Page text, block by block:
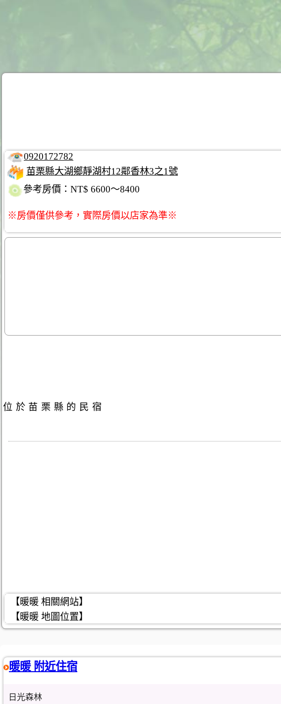
0920172782
苗栗縣大湖鄉靜湖村12鄰香林3之1號
參考房價：NT$ 6600～8400
※房價僅供參考，實際房價以店家為準※
位於苗栗縣的民宿
【暖暖 相關網站】
【暖暖 地圖位置】
暖暖 附近住宿
日光森林